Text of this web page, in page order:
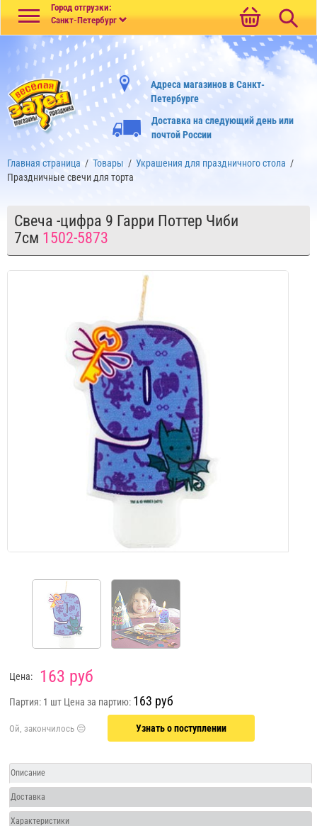
Город отгрузки:
Санкт-Петербург
Адреса магазинов в Санкт-
Петербурге
Доставка на следующий день или
почтой России
Главная страница / Товары / Украшения для праздничного стола /
Праздничные свечи для торта
Свеча -цифра 9 Гарри Поттер Чиби
7см 1502-5873
Цена: 163 руб
Партия: 1 шт Цена за партию: 163 руб
Узнать о поступлении
Описание
Доставка
Характеристики